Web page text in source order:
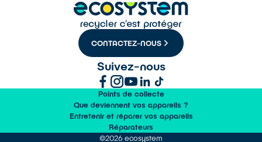
CONTACTEZ-NOUS
Suivez-nous
Points de collecte
Que deviennent vos appareils ?
Entretenir et réparer vos appareils
Réparateurs
©2026 ecosystem